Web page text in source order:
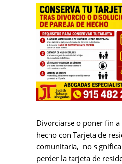
Divorciarse o poner fin a
hecho con Tarjeta de
comunitaria, no
perder la tarjeta de